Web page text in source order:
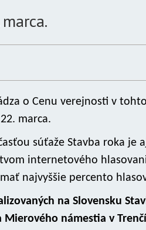
o Cenu verejnosti v
marca.
súťaže Stavba roka je
internetového
najvyššie percento
na Slovensku
Mierového námestia v